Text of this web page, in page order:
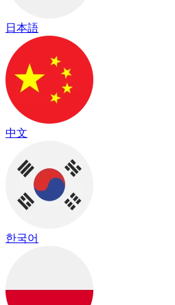
日本語
中文
한국어